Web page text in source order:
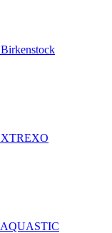
Birkenstock
XTREXO
AQUASTIC